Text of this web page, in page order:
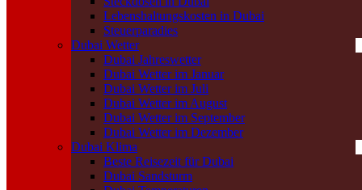
Lebenshaltungskosten in Dubai
Steuerparadies
Dubai Wetter
Dubai Jahreswetter
Dubai Wetter im Januar
Dubai Wetter im Juli
Dubai Wetter im August
Dubai Wetter im September
Dubai Wetter im Dezember
Dubai Klima
Beste Reisezeit für Dubai
Dubai Sandsturm